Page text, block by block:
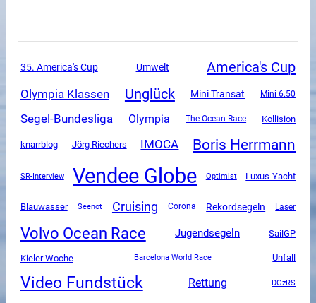
35. America's Cup Umwelt America's Cup
Olympia Klassen Unglück Mini Transat Mini 6.50
Segel-Bundesliga Olympia The Ocean Race Kollision
knarrblog Jörg Riechers IMOCA Boris Herrmann
SR-Interview Vendee Globe Optimist Luxus-Yacht
Blauwasser Seenot Cruising Corona Rekordsegeln Laser
Volvo Ocean Race Jugendsegeln SailGP
Kieler Woche Barcelona World Race Unfall
Video Fundstück Rettung DGzRS